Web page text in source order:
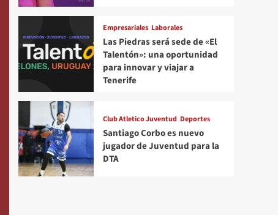
Empresariales Laborales
Las Piedras será sede de «El
Talentón»: una oportunidad
para innovar y viajar a
Tenerife
Club Atletico Juventud Deportes
Santiago Corbo es nuevo
jugador de Juventud para la
DTA